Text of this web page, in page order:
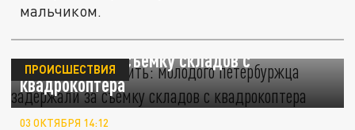
мальчиком.
Обещали заплатить: молодого петербуржца
задержали за съёмку складов с
квадрокоптера
ПРОИСШЕСТВИЯ
03 ОКТЯБРЯ 14:12